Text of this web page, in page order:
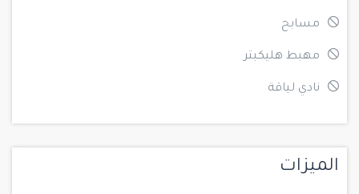
مسابح
مهبط هليكبتر
نادي لياقة
الميزات